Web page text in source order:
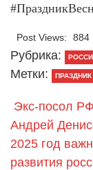
Post Views: 884
Рубрика:
Метки:
Экс-посол
Андрей
2025 год
развития